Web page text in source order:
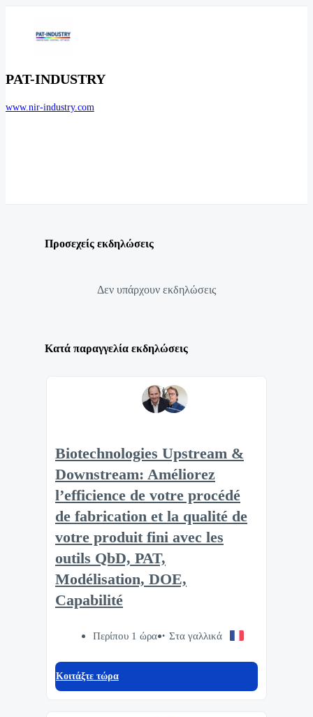
PAT-INDUSTRY
www.nir-industry.com
Προσεχείς εκδηλώσεις
Δεν υπάρχουν εκδηλώσεις
Κατά παραγγελία εκδηλώσεις
Biotechnologies Upstream &
Downstream: Améliorez
l’efficience de votre procédé
de fabrication et la qualité de
votre produit fini avec les
outils QbD, PAT,
Modélisation, DOE,
Capabilité
Περίπου 1 ώρα Στα γαλλικά
Κοιτάξτε τώρα